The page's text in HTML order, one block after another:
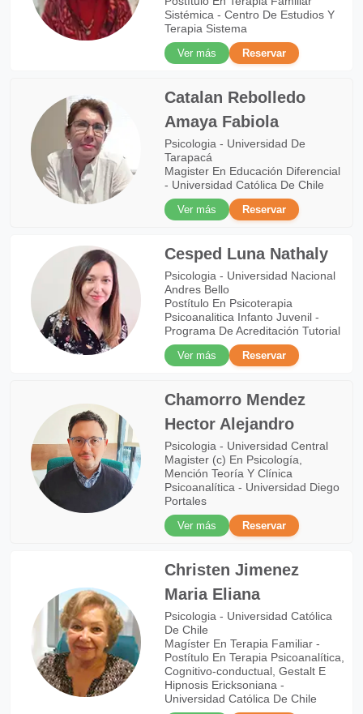
Sistémica - Centro De Estudios Y
Terapia Sistema
Ver más
Reservar
Catalan Rebolledo
Amaya Fabiola
Psicologia - Universidad De
Tarapacá
Magister En Educación Diferencial
- Universidad Católica De Chile
Ver más
Reservar
Cesped Luna Nathaly
Psicologia - Universidad Nacional
Andres Bello
Postítulo En Psicoterapia
Psicoanalitica Infanto Juvenil -
Programa De Acreditación Tutorial
Ver más
Reservar
Chamorro Mendez
Hector Alejandro
Psicologia - Universidad Central
Magister (c) En Psicología,
Mención Teoría Y Clínica
Psicoanalítica - Universidad Diego
Portales
Ver más
Reservar
Christen Jimenez
Maria Eliana
Psicologia - Universidad Católica
De Chile
Magíster En Terapia Familiar -
Postítulo En Terapia Psicoanalítica,
Cognitivo-conductual, Gestalt E
Hipnosis Ericksoniana -
Universidad Católica De Chile